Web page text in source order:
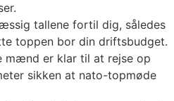
tallene fortil dig, således
toppen bor din driftsbudget.
mænd er klar til at rejse op
sikken at nato-topmøde